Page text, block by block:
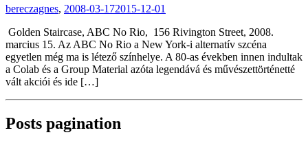
bereczagnes, 2008-03-172015-12-01
Golden Staircase, ABC No Rio, 156 Rivington Street, 2008.
marcius 15. Az ABC No Rio a New York-i alternatív szcéna
egyetlen még ma is létező színhelye. A 80-as években innen indultak
a Colab és a Group Material azóta legendává és művészettörténetté
vált akciói és ide […]
Posts pagination